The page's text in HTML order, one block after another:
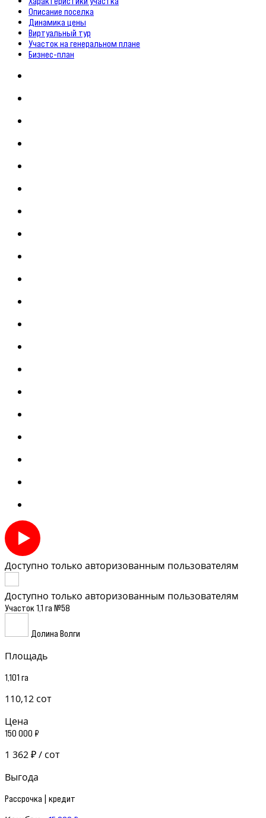
Описание поселка
Динамика цены
Виртуальный тур
Участок на генеральном плане
Бизнес-план
Доступно только авторизованным пользователям
Доступно только авторизованным пользователям
Участок 1,1 га №58
Долина Волги
Площадь
1,101 га
110,12 сот
Цена
150 000 ₽
1 362 ₽ / сот
Выгода
Рассрочка | кредит